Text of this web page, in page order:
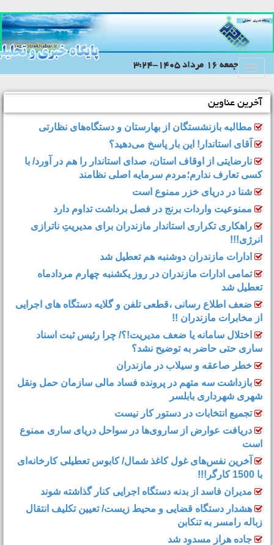
Toggle
جمعه 16 مرداد 1405-3:24
آخرین عناوین
مطالبه بازنشستگان از بهارستان و دستگاه‌های نظارتی
آقای استاندار! این بار پاسخ می‌دهید؟
نارضایتی از اوقاف استان، صدای استاندار را هم در آورد/ با
کسی تعارف ندارم؛مردم سرمایه اصلی نظامند
شنا در دریای خزر ممنوع است
ممنوعیت واردات برنج در فصل برداشت تداوم دارد
راهکاری تکراری استاندار مازندران برای مدیریتِ ناترازی
انرژی!!!
ادارات مازندران دوشنبه هم تعطیل شد
تمامی ادارات مازندران در روز یکشنبه چهارم مردادماه
تعطیل شد
ضعف اطلاع رسانی ،قطعی تلفن و گلایه دستگاه های اجرایی
از مخابرات مازندران !!
اختلال سامانه یا ضعف مدیریت!؟/ چرا رئیس ثبت اسناد
ساری حتی حاضر به توضیح نشد؟
خطر صاعقه و سیلاب در مازندران
بازداشت سه متهم در پرونده فساد مالی سازمان حمل‌ ونقل
شهری شهرداری بابلسر
تجمیع انتخابات در دستور کار نیست
دریافت عوارض از ساروی‌ها در سواحل دریای ساری ممنوع
است
آخرین نفس‌های غول کاغذ شمال‌/ ‌کابوس تعطیلی کارخانه‌ای
مدیران فاسد از بدنه دستگاه اجرایی کنار گذاشته شوند
هشدار دستگاه قضایی و محیط زیست/ تعیین تکلیف انتقال
زباله رامسر به تنکابن
جاده هراز مسدود شد